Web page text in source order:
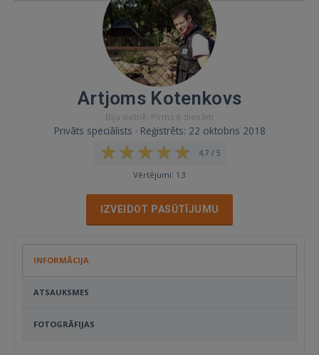
Artjoms Kotenkovs
Bija vietnē: Pirms 6 dienām
Privāts speciālists · Reģistrēts: 22 oktobris 2018
4,7 / 5
Vērtējumi: 13
IZVEIDOT PASŪTĪJUMU
INFORMĀCIJA
ATSAUKSMES
FOTOGRĀFIJAS